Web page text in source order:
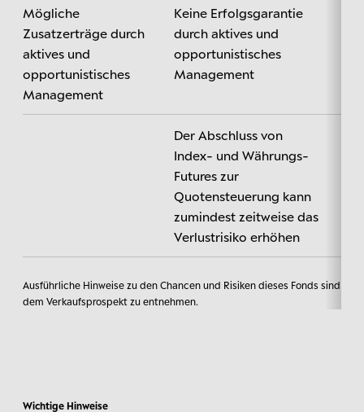
Mögliche
Zusatzerträge durch
aktives und
opportunistisches
Management
Keine Erfolgsgarantie
durch aktives und
opportunistisches
Management
Der Abschluss von
Index- und Währungs-
Futures zur
Quotensteuerung kann
zumindest zeitweise das
Verlustrisiko erhöhen
Ausführliche Hinweise zu den Chancen und Risiken dieses Fonds sind
dem Verkaufsprospekt zu entnehmen.
Wichtige Hinweise